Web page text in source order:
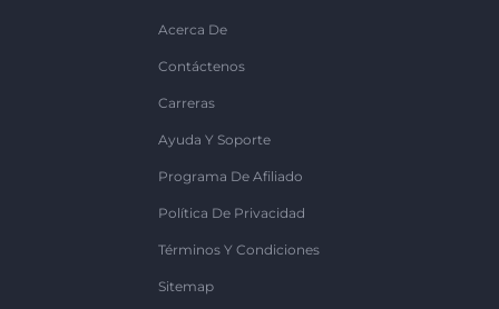
Acerca De
Contáctenos
Carreras
Ayuda Y Soporte
Programa De Afiliado
Política De Privacidad
Términos Y Condiciones
Sitemap